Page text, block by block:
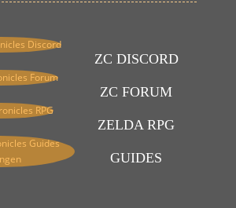
ZC DISCORD
ZC FORUM
ZELDA RPG
GUIDES